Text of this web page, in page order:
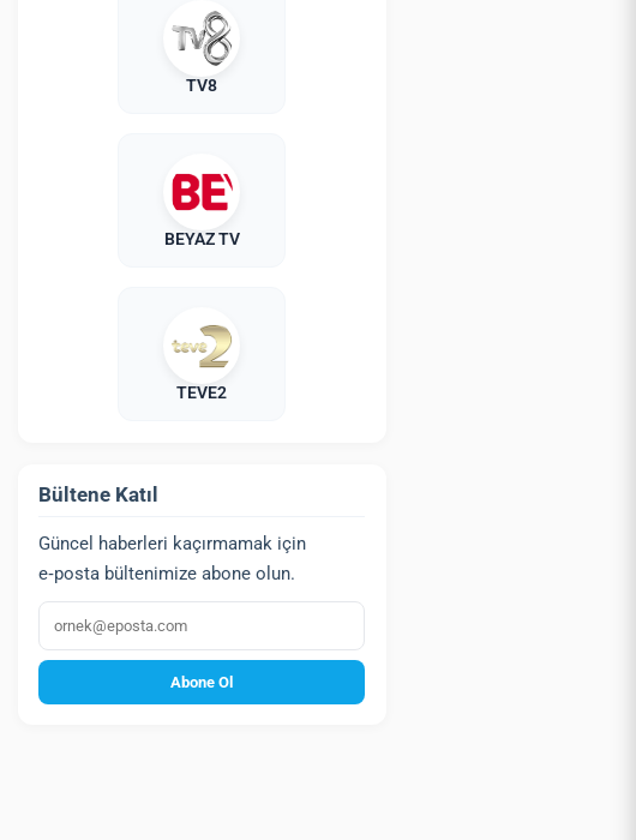
TV8
BEYAZ TV
TEVE2
Bültene Katıl
Güncel haberleri kaçırmamak için
e‑posta bültenimize abone olun.
E‑posta
Abone Ol